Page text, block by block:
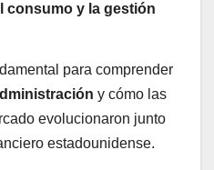
consumo y la gestión
para comprender
y cómo las
evolucionaron junto
estadounidense.